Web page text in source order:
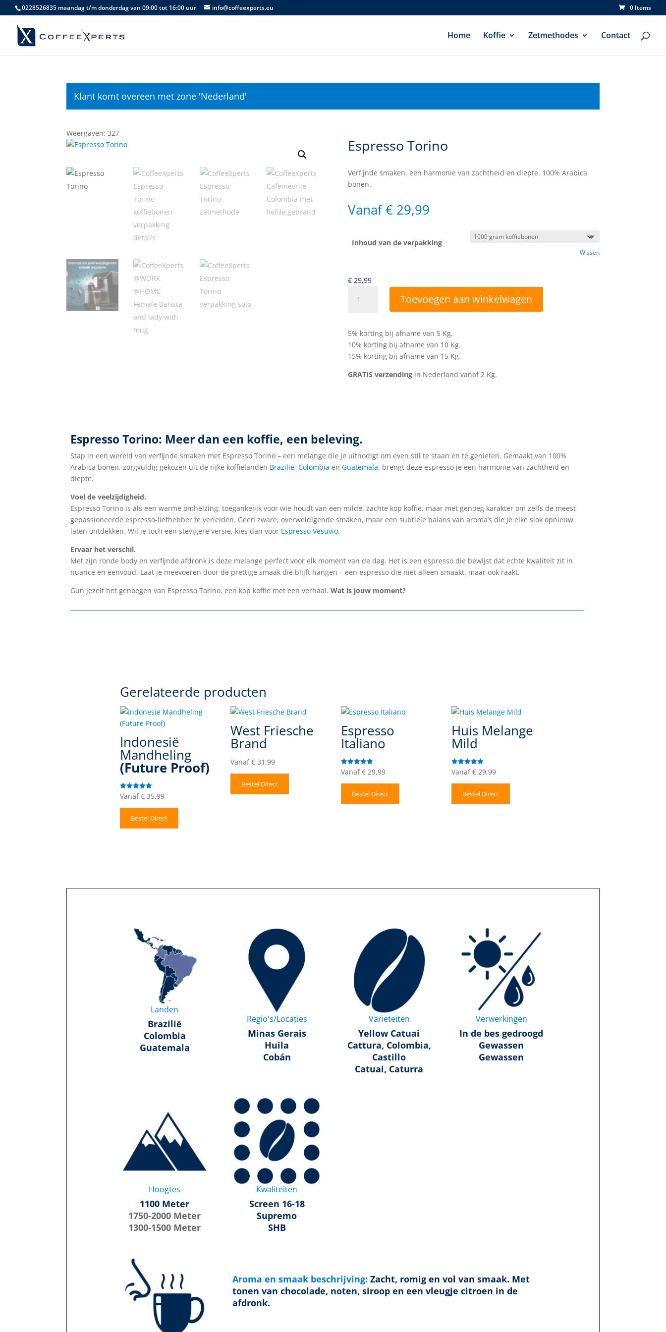
0228526835 maandag t/m donderdag van 09:00 tot 16:00 uur info@coffeexperts.eu 0 Items
Home Koffie Zetmethodes Contact
Klant komt overeen met zone 'Nederland'
Weergaven: 327
Espresso Torino
Verfijnde smaken, een harmonie van zachtheid en diepte. 100% Arabica
bonen.
Vanaf €29,99
Inhoud van de verpakking
Wissen
€29,99
Torino
Toevoegen aan winkelwagen
l
t
e
n
:
5% korting bij afname van 5 Kg,
10% korting bij afname van 10 Kg.
15% korting bij afname van 15 Kg.
GRATIS verzendingin Nederland vanaf 2 Kg.
Espresso Torino: Meer dan een koffie, een beleving.
Stap in een wereld van verfijnde smaken met Espresso Torino – een melange die je uitnodigt om even stil te staan en te genieten. Gemaakt van 100%
Arabica bonen, zorgvuldig gekozen uit de rijke koffielanden Brazilië,Colombia enGuatemala, brengt deze espresso je een harmonie van zachtheid en
diepte.
Voel de veelzijdigheid.
Espresso Torino is als een warme omhelzing: toegankelijk voor wie houdt van een milde, zachte kop koffie, maar met genoeg karakter om zelfs de meest
gepassioneerde espresso-liefhebber te verleiden. Geen zware, overweldigende smaken, maar een subtiele balans van aroma’s die je elke slok opnieuw
laten ontdekken. Wil je toch een stevigere versie, kies dan voor Espresso Vesuvio.
Ervaar het verschil.
Met zijn ronde body en verfijnde afdronk is deze melange perfect voor elk moment van de dag. Het is een espresso die bewijst dat echte kwaliteit zit in
nuance en eenvoud. Laat je meevoeren door de prettige smaak die blijft hangen – een espresso die niet alleen smaakt, maar ook raakt.
Gun jezelf het genoegen van Espresso Torino, een kop koffie met een verhaal.Wat is jouw moment?
Gerelateerde producten
Indonesië
Mandheling
(Future Proof)
Gewaardeerd
5.00
Vanaf €35,99
Bestel Direct
West Friesche
Brand
Vanaf € 31,99
Bestel Direct
Espresso
Italiano
Gewaardeerd
5.00
Vanaf € 29,99
Bestel Direct
Huis Melange
Mild
Gewaardeerd
5.00
Vanaf € 29,99
Bestel Direct
Landen
Brazilië
Colombia
Guatemala
Regio's/Locaties
Minas Gerais
Huila
Cobán
Varieteiten
Yellow Catuai
Cattura, Colombia,
Castillo
Catuai, Caturra
Verwerkingen
In de bes gedroogd
Gewassen
Gewassen
Hoogtes
1100 Meter
1750-2000 Meter
1300-1500 Meter
Kwaliteiten
Screen 16-18
Supremo
SHB
Aroma en smaak beschrijving: Zacht, romig en vol van smaak. Met
tonen van chocolade, noten, siroop en een vleugje citroen in de
afdronk.